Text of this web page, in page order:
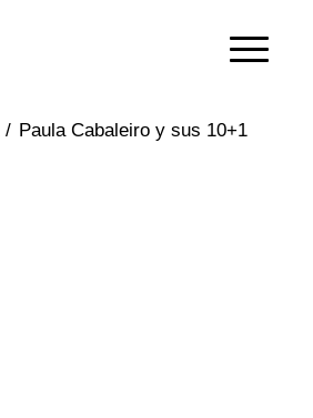
/ Paula Cabaleiro y sus 10+1